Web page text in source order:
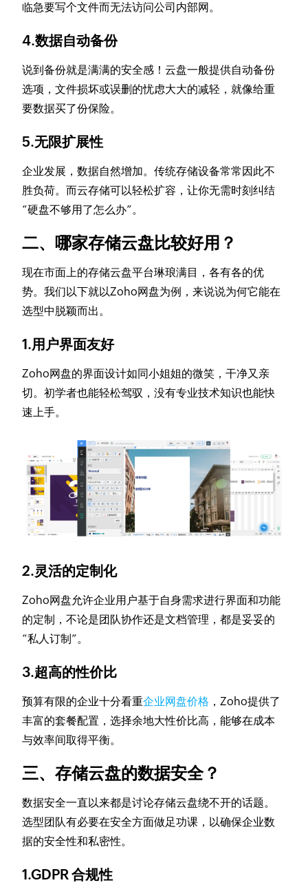
临急要写个文件而无法访问公司内部网。
4.数据自动备份
说到备份就是满满的安全感！云盘一般提供自动备份
选项，文件损坏或误删的忧虑大大的减轻，就像给重
要数据买了份保险。
5.无限扩展性
企业发展，数据自然增加。传统存储设备常常因此不
胜负荷。而云存储可以轻松扩容，让你无需时刻纠结
“硬盘不够用了怎么办”。
二、哪家存储云盘比较好用？
现在市面上的存储云盘平台琳琅满目，各有各的优
势。我们以下就以Zoho网盘为例，来说说为何它能在
选型中脱颖而出。
1.用户界面友好
Zoho网盘的界面设计如同小姐姐的微笑，干净又亲
切。初学者也能轻松驾驭，没有专业技术知识也能快
速上手。
2.灵活的定制化
Zoho网盘允许企业用户基于自身需求进行界面和功能
的定制，不论是团队协作还是文档管理，都是妥妥的
“私人订制”。
3.超高的性价比
预算有限的企业十分看重企业网盘价格 ，Zoho提供了
丰富的套餐配置，选择余地大性价比高，能够在成本
与效率间取得平衡。
三、存储云盘的数据安全？
数据安全一直以来都是讨论存储云盘绕不开的话题。
选型团队有必要在安全方面做足功课，以确保企业数
据的安全性和私密性。
1.GDPR 合规性